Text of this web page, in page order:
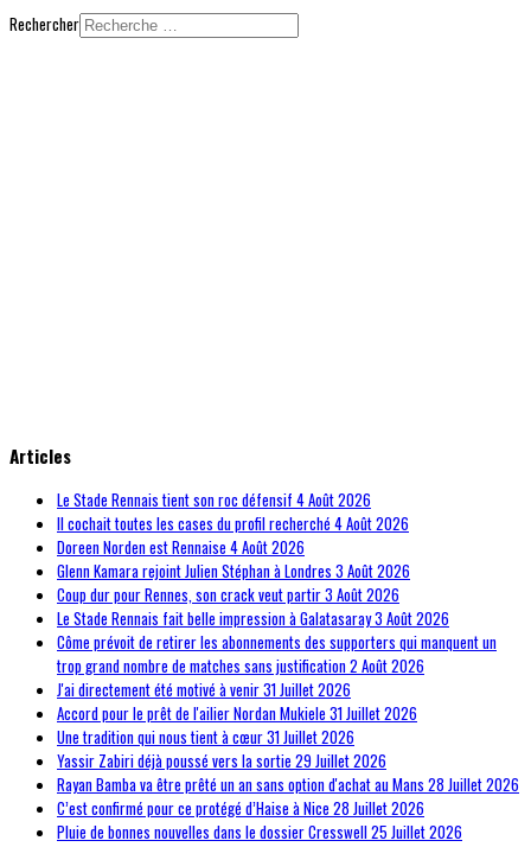
Rechercher
Articles
Le Stade Rennais tient son roc défensif 4 Août 2026
Il cochait toutes les cases du profil recherché 4 Août 2026
Doreen Norden est Rennaise 4 Août 2026
Glenn Kamara rejoint Julien Stéphan à Londres 3 Août 2026
Coup dur pour Rennes, son crack veut partir3 Août 2026
Le Stade Rennais fait belle impression à Galatasaray3 Août 2026
Côme prévoit de retirer les abonnements des supporters qui manquent un
trop grand nombre de matches sans justification2 Août 2026
J'ai directement été motivé à venir31 Juillet 2026
Accord pour le prêt de l'ailier Nordan Mukiele 31 Juillet 2026
Une tradition qui nous tient à cœur31 Juillet 2026
Yassir Zabiri déjà poussé vers la sortie 29 Juillet 2026
Rayan Bamba va être prêté un an sans option d'achat au Mans 28 Juillet 2026
C’est confirmé pour ce protégé d’Haise à Nice 28 Juillet 2026
Pluie de bonnes nouvelles dans le dossier Cresswell25 Juillet 2026